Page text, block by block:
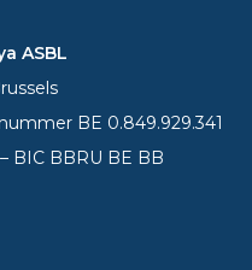
ASBL
BE 0.849.929.341
– BIC BBRU BE BB